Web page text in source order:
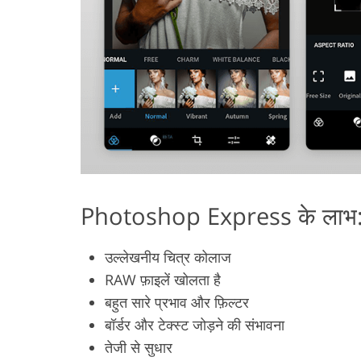
Photoshop Express के
उल्लेखनीय चित्र कोलाज
RAW फ़ाइलें खोलता है
बहुत सारे प्रभाव और फ़िल्टर
बॉर्डर और टेक्स्ट जोड़ने की संभावना
तेजी से सुधार